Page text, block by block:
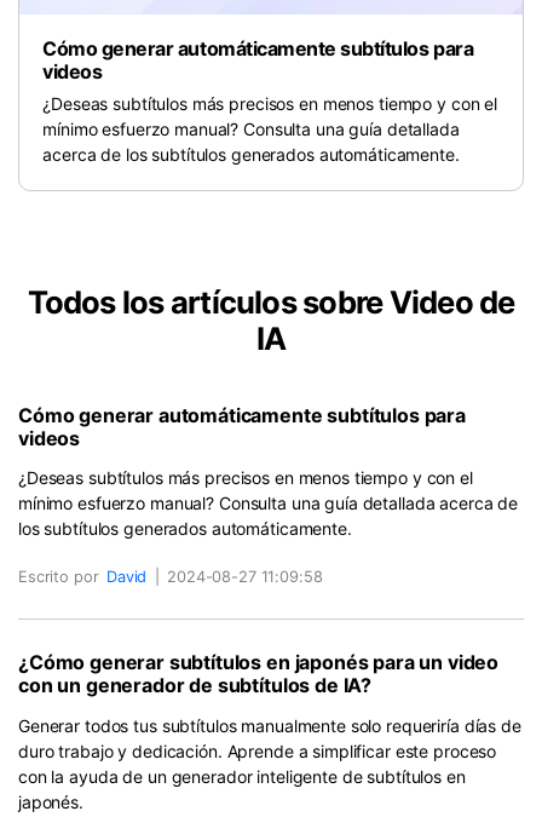
Cómo generar automáticamente subtítulos para
videos
¿Deseas subtítulos más precisos en menos tiempo y con el
mínimo esfuerzo manual? Consulta una guía detallada
acerca de los subtítulos generados automáticamente.
Todos los artículos sobre Video de
IA
Cómo generar automáticamente subtítulos para
videos
¿Deseas subtítulos más precisos en menos tiempo y con el
mínimo esfuerzo manual? Consulta una guía detallada acerca de
los subtítulos generados automáticamente.
Escrito por David 2024-08-27 11:09:58
¿Cómo generar subtítulos en japonés para un video
con un generador de subtítulos de IA?
Generar todos tus subtítulos manualmente solo requeriría días de
duro trabajo y dedicación. Aprende a simplificar este proceso
con la ayuda de un generador inteligente de subtítulos en
japonés.